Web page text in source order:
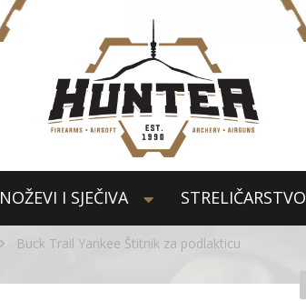
NOŽEVI I SJEČIVA STRELIČARSTVO
Buck Trail Yankee Štitnik za podlakticu